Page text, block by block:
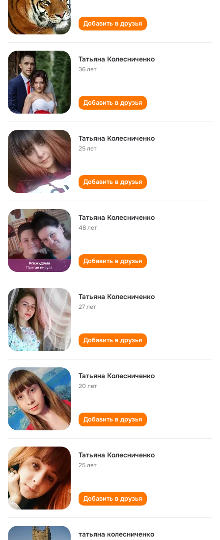
Добавить в друзья
Татьяна Колесниченко
36 лет
Добавить в друзья
Татьяна Колесниченко
25 лет
Добавить в друзья
Татьяна Колесниченко
48 лет
Добавить в друзья
Татьяна Колесниченко
27 лет
Добавить в друзья
Татьяна Колесниченко
20 лет
Добавить в друзья
Татьяна Колесниченко
25 лет
Добавить в друзья
татьяна колесниченко